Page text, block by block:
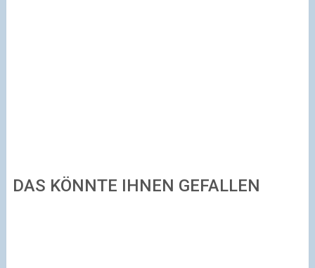
DAS KÖNNTE IHNEN GEFALLEN